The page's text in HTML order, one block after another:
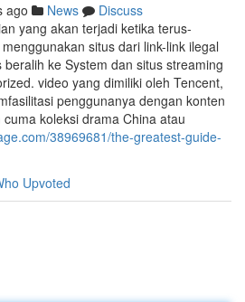
ago News
Discuss
yang akan terjadi ketika terus-
situs dari link-link ilegal
ke System dan situs streaming
video yang dimiliki oleh Tencent,
penggunanya dengan konten
koleksi drama China atau
38969681/the-greatest-guide-
Upvoted